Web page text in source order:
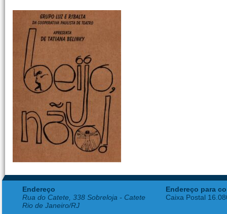
Endereço
Rua do Catete, 338 Sobreloja - Catete
Rio de Janeiro/RJ
Endereço para
Caixa Postal